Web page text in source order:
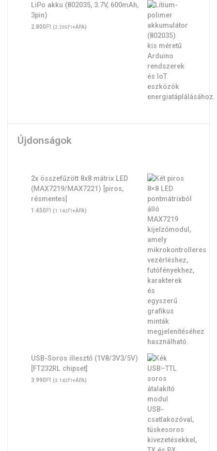
LiPo akku (802035, 3.7V, 600mAh,
3pin)
2.800Ft (2.205Ft+ÁFA)
Újdonságok
2x összefűzött 8x8 mátrix LED
(MAX7219/MAX7221) [piros,
résmentes]
1.450Ft (1.142Ft+ÁFA)
USB-Soros illesztő (1V8/3V3/5V)
[FT232RL chipset]
3.990Ft (3.142Ft+ÁFA)